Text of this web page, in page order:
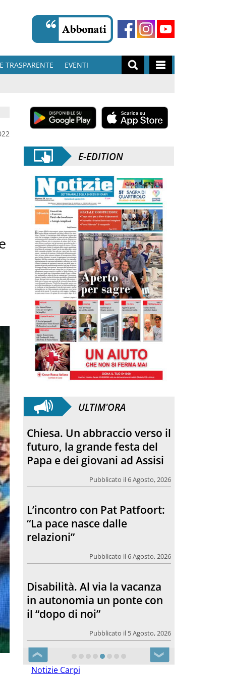
TRASPARENTE
EVENTI
E-EDITION
ULTIM'ORA
L’incontro con Pat Patfoort:
“La pace nasce dalle
relazioni”
Pubblicato il 6 Agosto, 2026
Disabilità. Al via la vacanza
in autonomia un ponte con
il “dopo di noi”
Pubblicato il 5 Agosto, 2026
SANFELICE 1893 Banca
Popolare. Con il bilancio di
Sostenibilità 2025 meno
carta, meno emissioni, più
valore per il territorio
Pubblicato il 5 Agosto, 2026